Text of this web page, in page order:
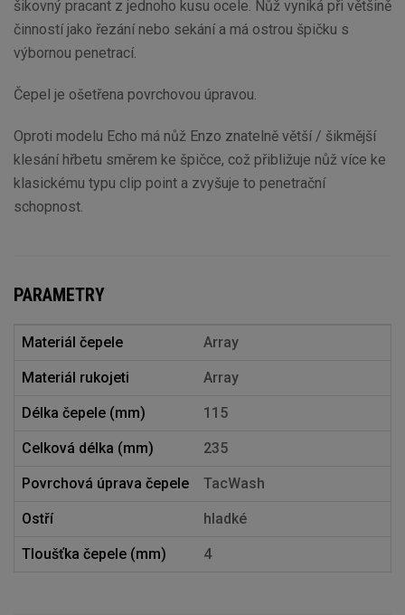
šikovný pracant z jednoho kusu ocele. Nůž vyniká při většině
činností jako řezání nebo sekání a má ostrou špičku s
výbornou penetrací.
Čepel je ošetřena povrchovou úpravou.
Oproti modelu Echo má nůž Enzo znatelně větší / šikmější
klesání hřbetu směrem ke špičce, což přibližuje nůž více ke
klasickému typu clip point a zvyšuje to penetrační
schopnost.
PARAMETRY
Materiál čepele Array
Materiál rukojeti Array
Délka čepele (mm) 115
Celková délka (mm) 235
Povrchová úprava čepele TacWash
Ostří hladké
Tloušťka čepele (mm) 4